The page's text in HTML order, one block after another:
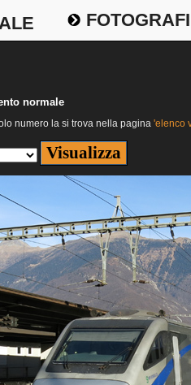
normale
numero la si trova nella pagina 'elenco